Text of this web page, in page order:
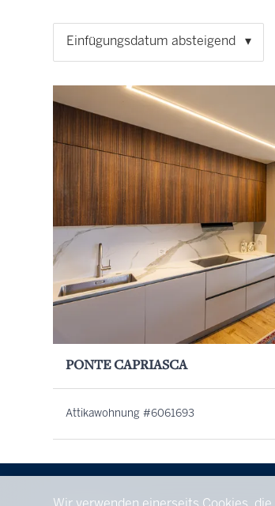
Einfügungsdatum absteigend
PONTE CAPRIASCA
Attikawohnung #6061693